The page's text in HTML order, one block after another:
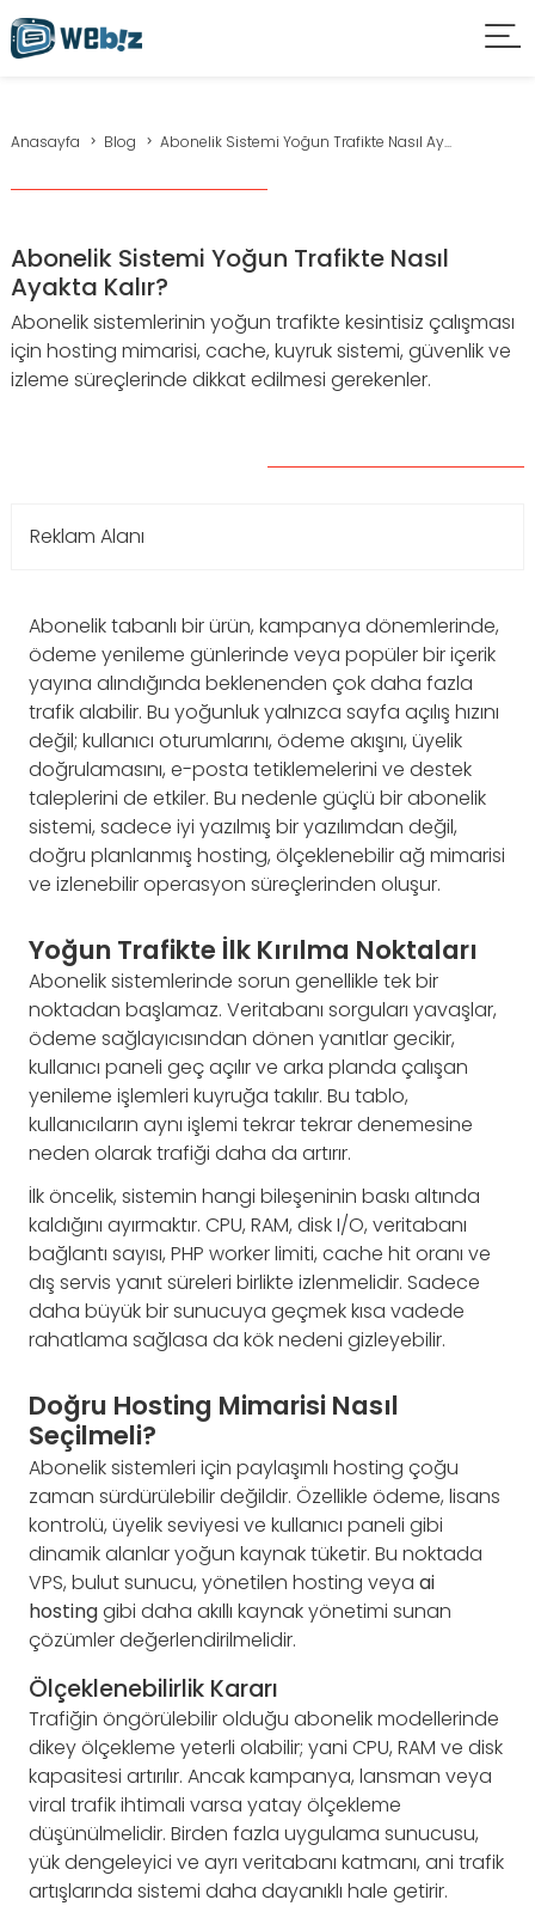
Anasayfa Blog Abonelik Sistemi Yoğun Trafikte Nasıl Ay...
Abonelik Sistemi Yoğun Trafikte Nasıl
Ayakta Kalır?
Abonelik sistemlerinin yoğun trafikte kesintisiz çalışması
için hosting mimarisi, cache, kuyruk sistemi, güvenlik ve
izleme süreçlerinde dikkat edilmesi gerekenler.
Reklam Alanı
Abonelik tabanlı bir ürün, kampanya dönemlerinde,
ödeme yenileme günlerinde veya popüler bir içerik
yayına alındığında beklenenden çok daha fazla
trafik alabilir. Bu yoğunluk yalnızca sayfa açılış hızını
değil; kullanıcı oturumlarını, ödeme akışını, üyelik
doğrulamasını, e-posta tetiklemelerini ve destek
taleplerini de etkiler. Bu nedenle güçlü bir abonelik
sistemi, sadece iyi yazılmış bir yazılımdan değil,
doğru planlanmış hosting, ölçeklenebilir ağ mimarisi
ve izlenebilir operasyon süreçlerinden oluşur.
Yoğun Trafikte İlk Kırılma Noktaları
Abonelik sistemlerinde sorun genellikle tek bir
noktadan başlamaz. Veritabanı sorguları yavaşlar,
ödeme sağlayıcısından dönen yanıtlar gecikir,
kullanıcı paneli geç açılır ve arka planda çalışan
yenileme işlemleri kuyruğa takılır. Bu tablo,
kullanıcıların aynı işlemi tekrar tekrar denemesine
neden olarak trafiği daha da artırır.
İlk öncelik, sistemin hangi bileşeninin baskı altında
kaldığını ayırmaktır. CPU, RAM, disk I/O, veritabanı
bağlantı sayısı, PHP worker limiti, cache hit oranı ve
dış servis yanıt süreleri birlikte izlenmelidir. Sadece
daha büyük bir sunucuya geçmek kısa vadede
rahatlama sağlasa da kök nedeni gizleyebilir.
Doğru Hosting Mimarisi Nasıl
Seçilmeli?
Abonelik sistemleri için paylaşımlı hosting çoğu
zaman sürdürülebilir değildir. Özellikle ödeme, lisans
kontrolü, üyelik seviyesi ve kullanıcı paneli gibi
dinamik alanlar yoğun kaynak tüketir. Bu noktada
VPS, bulut sunucu, yönetilen hosting veya ai
hostinggibi daha akıllı kaynak yönetimi sunan
çözümler değerlendirilmelidir.
Ölçeklenebilirlik Kararı
Trafiğin öngörülebilir olduğu abonelik modellerinde
dikey ölçekleme yeterli olabilir; yani CPU, RAM ve disk
kapasitesi artırılır. Ancak kampanya, lansman veya
viral trafik ihtimali varsa yatay ölçekleme
düşünülmelidir. Birden fazla uygulama sunucusu,
yük dengeleyici ve ayrı veritabanı katmanı, ani trafik
artışlarında sistemi daha dayanıklı hale getirir.